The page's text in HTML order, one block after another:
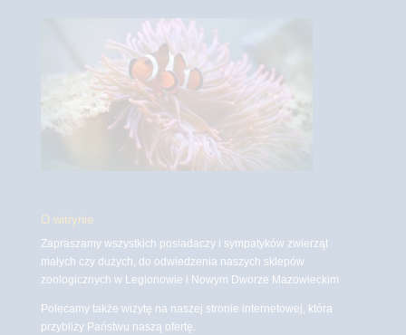
O witrynie
Zapraszamy wszystkich posiadaczy i sympatyków zwierząt
małych czy dużych, do odwiedzenia naszych sklepów
zoologicznych w Legionowie i Nowym Dworze Mazowieckim
Polecamy także wizytę na naszej stronie internetowej, która
przybliży Państwu naszą ofertę.